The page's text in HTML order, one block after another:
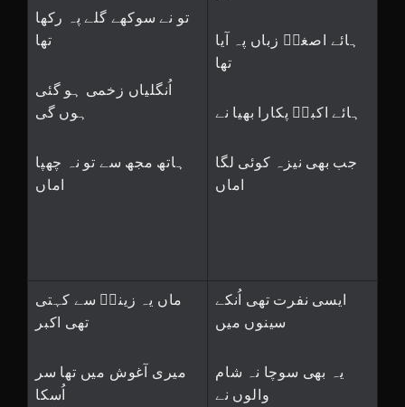
تو نے سوکھے گلے پہ رکھا
تھا
اُنگلیاں زخمی ہو گئی
ہوں گی
ہاتھ مجھ سے تو نہ چھپا
اماں
ہائے اصغرؑ زباں پہ آیا
تھا
ہائے اکبرؑ پکارا بھیا نے
جب بھی نیزہ کوئی لگا
اماں
ماں یہ زینبؑ سے کہتی
تھی اکبر
میری آغوش میں تھا سر
اُسکا
ایسی نفرت تھی اُنکے
سینوں میں
یہ بھی سوچا نہ شام
والوں نے